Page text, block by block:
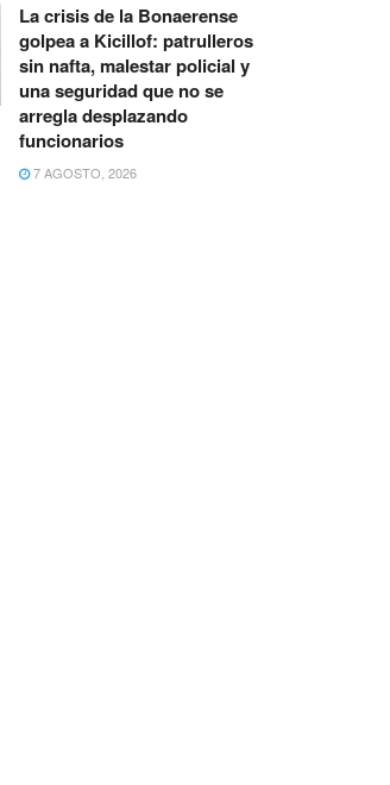
La crisis de la Bonaerense
golpea a Kicillof: patrulleros
sin nafta, malestar policial y
una seguridad que no se
arregla desplazando
funcionarios
7 AGOSTO, 2026